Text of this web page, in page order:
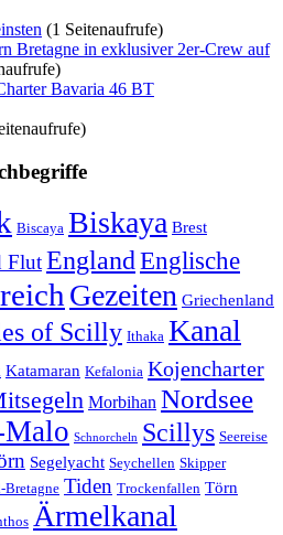
(1 Seitenaufrufe)
Bretagne in exklusiver 2er-Crew auf
Bavaria 46 BT
Biscaya Biskaya Brest
FlutEnglandEnglische
Gezeiten Griechenland
of Scilly Ithaka Kanal
Katamaran Kefalonia Kojencharter
Morbihan Nordsee
Malo Schnorcheln Scillys Seereise
Segelyacht Seychellen Skipper
Bretagne Tiden Trockenfallen Törn
Ärmelkanal